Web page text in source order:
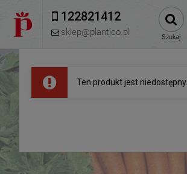
122821412
sklep@plantico.pl Szukaj
Ten produkt jest niedostępny.